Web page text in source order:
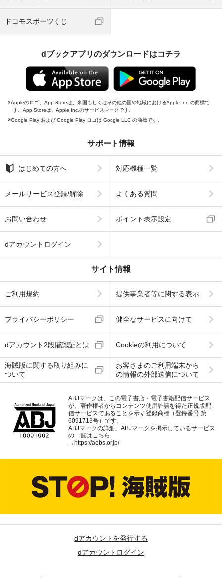
ドコモスポーツくじ
dブックアプリのダウンロードはコチラ
Appleのロゴ、App Storeは、米国もしくはその他の国や地域におけるApple Inc.の商標で
す。App Storeは、Apple Inc.のサービスマークです。
Google Play および Google Play ロゴは Google LLC の商標です。
サポート情報
はじめての方へ 対応機種一覧
メールサービス登録/解除 よくある質問
お問い合わせ ポイント表示設定
dアカウントログイン
サイト情報
ご利用規約 提供事業者等に関する表示
プライバシーポリシー 健全なサービスに向けて
dアカウント2段階認証とは Cookieの利用について
海賊版に関する取り組みに
ついて
お客さまのご利用端末から
の情報の外部送信について
ABJマークは、この電子書店・電子書籍配信サービス
が、著作権者からコンテンツ使用許諾を得た正規版配
信サービスであることを示す登録商標（登録番号 第
6091713号）です。
ABJマークの詳細、ABJマークを掲示しているサービス
の一覧はこちら
→https://aebs.or.jp/
dアカウントを発行する
dアカウントログイン